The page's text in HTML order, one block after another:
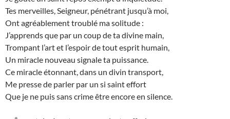
Tes merveilles, Seigneur, pénétrant jusqu’à moi,
Ont agréablement troublé ma solitude :
J’apprends que par un coup de ta divine main,
Trompant l’art et l’espoir de tout esprit humain,
Un miracle nouveau signale ta puissance.
Ce miracle étonnant, dans un divin transport,
Me presse de parler par un si saint effort
Que je ne puis sans crime être encore en silence.